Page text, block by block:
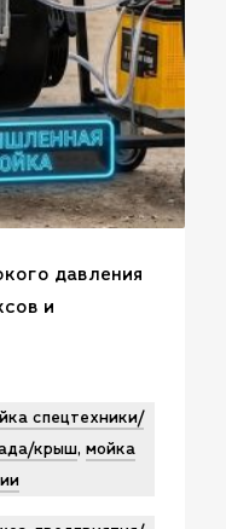
давления
и
спецтехники/
крыш, мойка